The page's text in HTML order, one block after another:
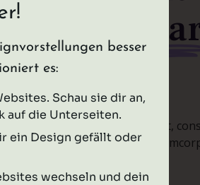
besser
es:
Schau sie dir an,
auf die Unterseiten.
ein Design gefällt oder
wechseln und dein